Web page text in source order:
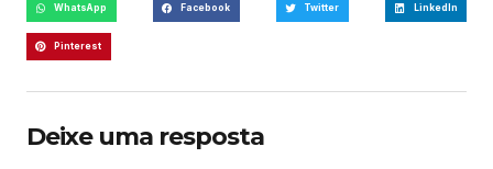
WhatsApp Facebook Twitter LinkedIn
Pinterest
Deixe uma resposta